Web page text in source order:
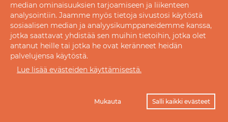
median ominaisuuksien tarjoamiseen ja liikenteen
analysointiin. Jaamme myös tietoja sivustosi käytöstä
sosiaalisen median ja analyysikumppaneidemme kanssa,
jotka saattavat yhdistää sen muihin tietoihin, jotka olet
antanut heille tai jotka he ovat keränneet heidän
palvelujensa käytöstä.
Lue lisää evästeiden käyttämisestä.
Mukauta Salli kaikki evästeet